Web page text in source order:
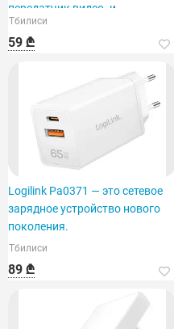
передатчик видео- и
аудиосигнала.
Тбилиси
59 ₾
Logilink Pa0371 — это сетевое
зарядное устройство нового
поколения.
Тбилиси
89 ₾